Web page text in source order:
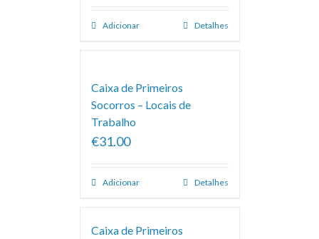
Adicionar Detalhes
Caixa de Primeiros
Socorros – Locais de
Trabalho
€31.00
Adicionar Detalhes
Caixa de Primeiros